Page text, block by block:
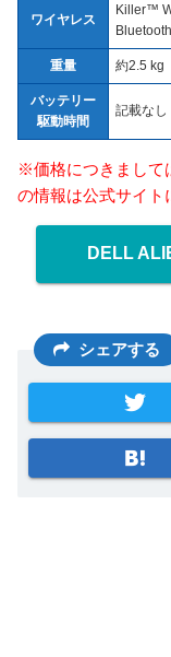
ワイヤレス
Killer™
重量 約2.5 kg
バッテリー
駆動時間
記載なし
※価格につきまして
の情報は公式サイト
DELL
シェアする